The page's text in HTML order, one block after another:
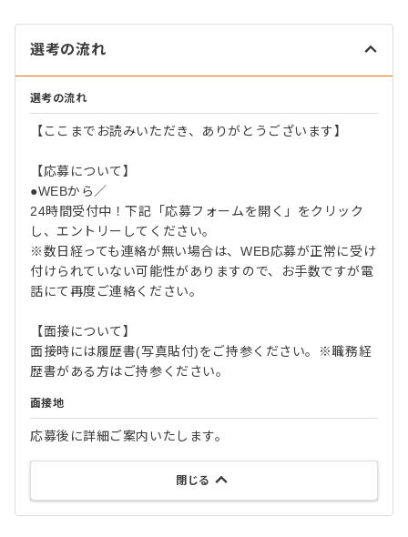
選考の流れ
選考の流れ
【ここまでお読みいただき、ありがとうございます】
【応募について】
●WEBから／
24時間受付中！下記「応募フォームを開く」をクリック
し、エントリーしてください。
※数日経っても連絡が無い場合は、WEB応募が正常に受け
付けられていない可能性がありますので、お手数ですが電
話にて再度ご連絡ください。
【面接について】
面接時には履歴書(写真貼付)をご持参ください。※職務経
歴書がある方はご持参ください。
面接地
応募後に詳細ご案内いたします。
閉じる